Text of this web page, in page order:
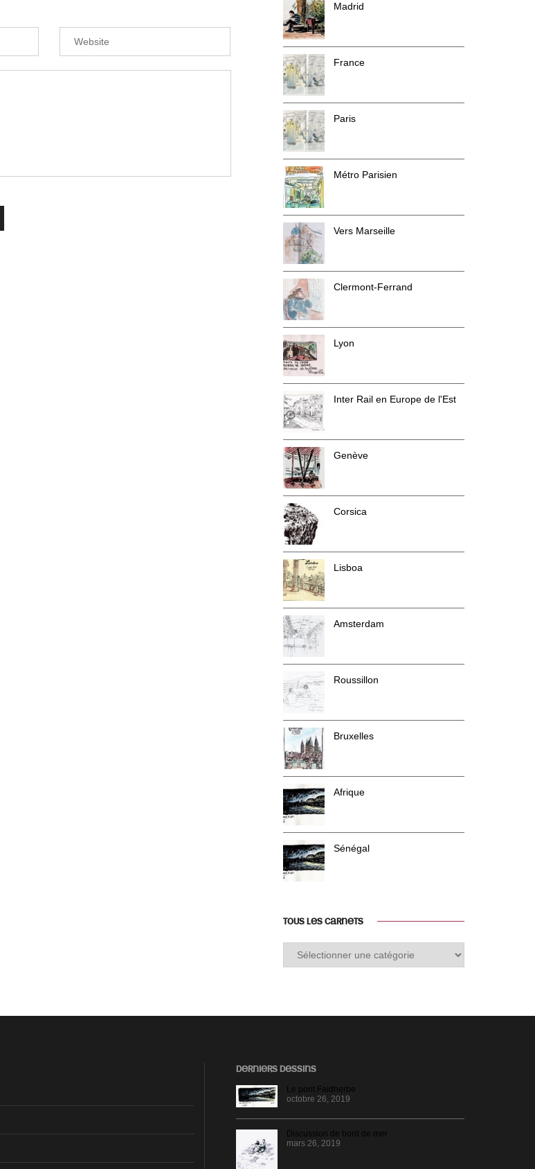
Madrid
France
Paris
Métro Parisien
Vers Marseille
Clermont-Ferrand
Lyon
Inter Rail en Europe de l'Est
Genève
Corsica
Lisboa
Amsterdam
Roussillon
Bruxelles
Afrique
Sénégal
TOUS LES CARNETS
Tous
les
DERNIERS DESSINS
Le pont Faidherbe
octobre 26, 2019
Discussion de bord de mer
mars 26, 2019